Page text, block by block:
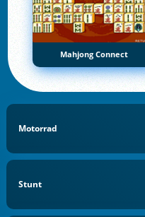
Mahjong Connect
Motorrad
Stunt